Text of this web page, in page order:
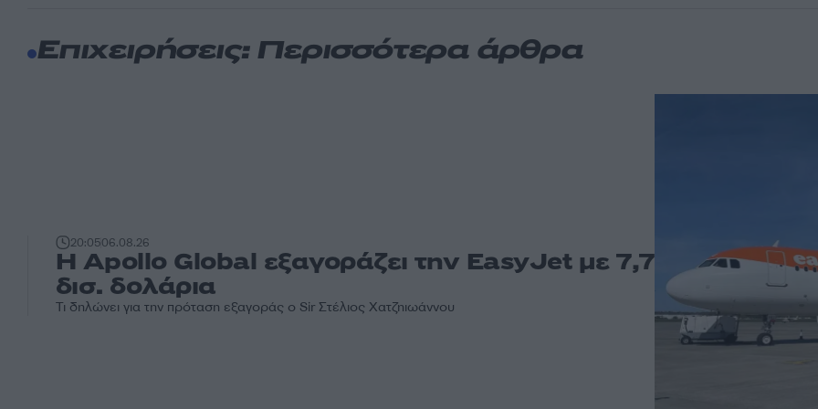
Επιχειρήσεις: Περισσότερα άρθρα
20:0506.08.26
Η Apollo Global εξαγοράζει την EasyJet με 7,7
δισ. δολάρια
Τι δηλώνει για την πρόταση εξαγοράς ο Sir Στέλιος Χατζηιωάννου